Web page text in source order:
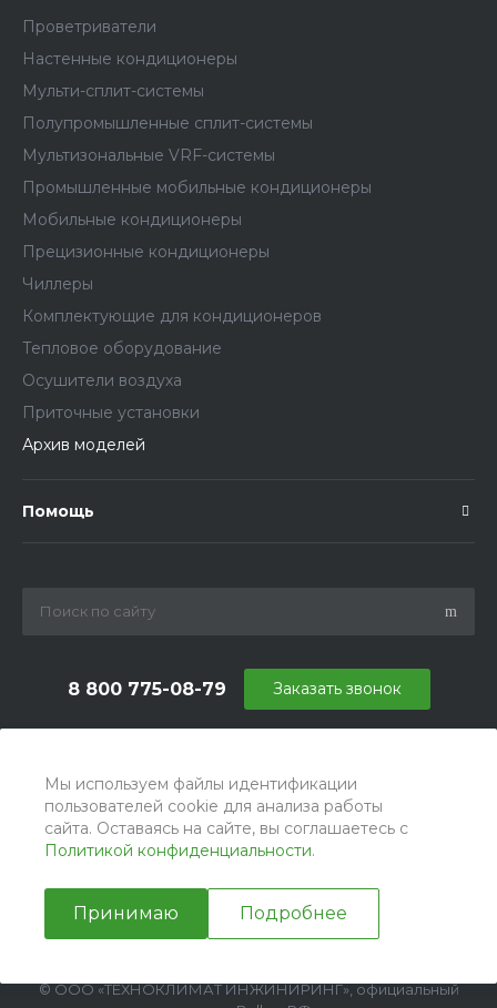
Мы используем файлы идентификации
пользователей cookie для анализа работы
сайта. Оставаясь на сайте, вы соглашаетесь с
Политикой конфиденциальности.
Принимаю Подробнее
Проветриватели
Настенные кондиционеры
Мульти-сплит-системы
Полупромышленные сплит-системы
Мультизональные VRF-системы
Промышленные мобильные кондиционеры
Мобильные кондиционеры
Прецизионные кондиционеры
Чиллеры
Комплектующие для кондиционеров
Тепловое оборудование
Осушители воздуха
Приточные установки
Архив моделей
Помощь
8 800 775-08-79
г. Москва, БЦ Вятский, ул. Вятская д.70, офис 715
Заказать звонок
© ООО «ТЕХНОКЛИМАТ ИНЖИНИРИНГ», официальный